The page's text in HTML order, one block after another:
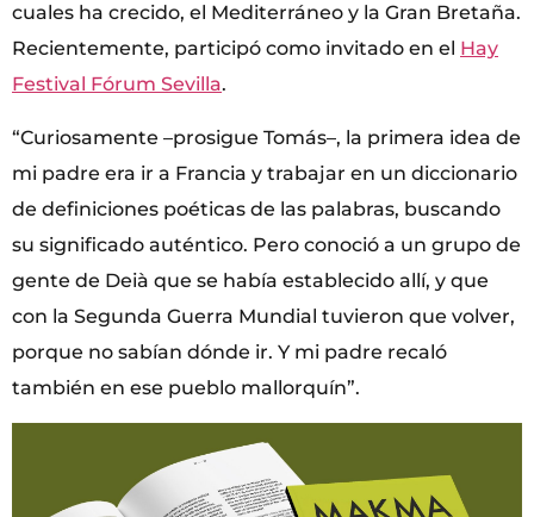
cuales ha crecido, el Mediterráneo y la Gran Bretaña.
Recientemente, participó como invitado en el Hay
Festival Fórum Sevilla.
“Curiosamente –prosigue Tomás–, la primera idea de
mi padre era ir a Francia y trabajar en un diccionario
de definiciones poéticas de las palabras, buscando
su significado auténtico. Pero conoció a un grupo de
gente de Deià que se había establecido allí, y que
con la Segunda Guerra Mundial tuvieron que volver,
porque no sabían dónde ir. Y mi padre recaló
también en ese pueblo mallorquín”.